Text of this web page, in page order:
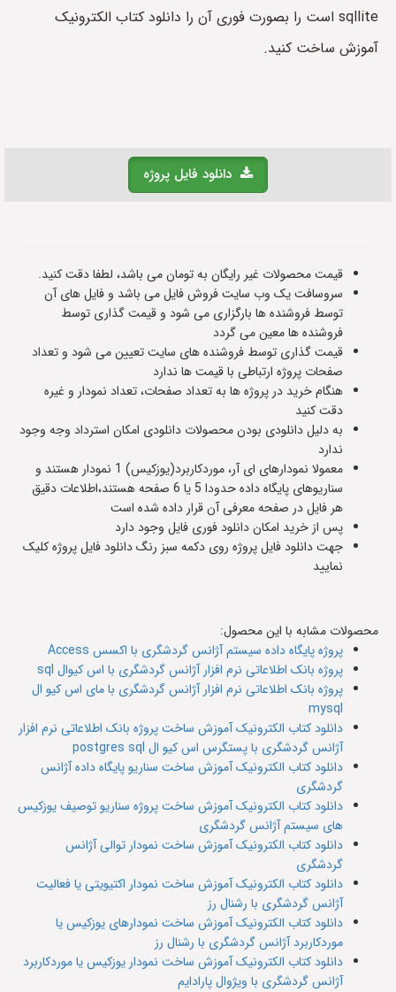
sqllite است را بصورت فوری آن را دانلود کتاب الکترونیک
آموزش ساخت کنید.
دانلود فایل پروژه
قیمت محصولات غیر رایگان به تومان می باشد، لطفا دقت کنید.
سروسافت یک وب سایت فروش فایل می باشد و فایل های آن
توسط فروشنده ها بارگزاری می شود و قیمت گذاری توسط
فروشنده ها معین می گردد
قیمت گذاری توسط فروشنده های سایت تعیین می شود و تعداد
صفحات پروژه ارتباطی با قیمت ها ندارد
هنگام خرید در پروژه ها به تعداد صفحات، تعداد نمودار و غیره
دقت کنید
به دلیل دانلودی بودن محصولات دانلودی امکان استرداد وجه وجود
ندارد
معمولا نمودارهای ای آر، موردکاربرد(یوزکیس) 1 نمودار هستند و
سناریوهای پایگاه داده حدودا 5 یا 6 صفحه هستند،اطلاعات دقیق
هر فایل در صفحه معرفی آن قرار داده شده است
پس از خرید امکان دانلود فوری فایل وجود دارد
جهت دانلود فایل پروژه روی دکمه سبز رنگ دانلود فایل پروژه کلیک
نمایید
محصولات مشابه با این محصول:
پروژه پایگاه داده سیستم آژانس گردشگری با اکسس Access
پروژه بانک اطلاعاتی نرم افزار آژانس گردشگری با اس کیوال sql
پروژه بانک اطلاعاتی نرم افزار آژانس گردشگری با مای اس کیو ال
mysql
دانلود کتاب الکترونیک آموزش ساخت پروژه بانک اطلاعاتی نرم افزار
آژانس گردشگری با پستگرس اس کیو ال postgres sql
دانلود کتاب الکترونیک آموزش ساخت سناریو پایگاه داده آژانس
گردشگری
دانلود کتاب الکترونیک آموزش ساخت پروژه سناریو توصیف یوزکیس
های سیستم آژانس گردشگری
دانلود کتاب الکترونیک آموزش ساخت نمودار توالی آژانس
گردشگری
دانلود کتاب الکترونیک آموزش ساخت نمودار اکتیویتی یا فعالیت
آژانس گردشگری با رشنال رز
دانلود کتاب الکترونیک آموزش ساخت نمودارهای یوزکیس یا
موردکاربرد آژانس گردشگری با رشنال رز
دانلود کتاب الکترونیک آموزش ساخت نمودار یوزکیس یا موردکاربرد
آژانس گردشگری با ویژوال پارادایم